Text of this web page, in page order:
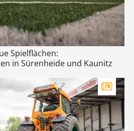
Spielflächen:
in Sürenheide und Kaunitz